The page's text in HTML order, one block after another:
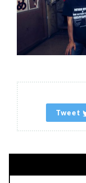
Tweet